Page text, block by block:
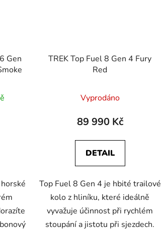
Gen
TREK Top Fuel 8 Gen 4 Fury
Red
Vyprodáno
89 990 Kč
DETAIL
Top Fuel 8 Gen 4 je hbité trailové
kolo z hliníku, které ideálně
vyvažuje účinnost při rychlém
stoupání a jistotu při sjezdech.